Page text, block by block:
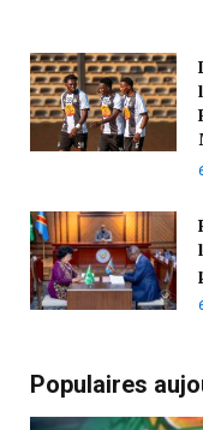
Populaires